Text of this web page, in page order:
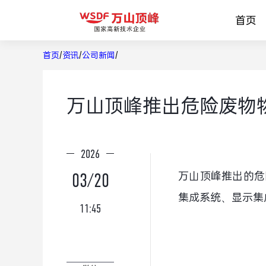
首页
首页/资讯/公司新闻/
万山顶峰推出危险废
2026
03/20
11:45
万山顶峰推出的
集成系统、显示